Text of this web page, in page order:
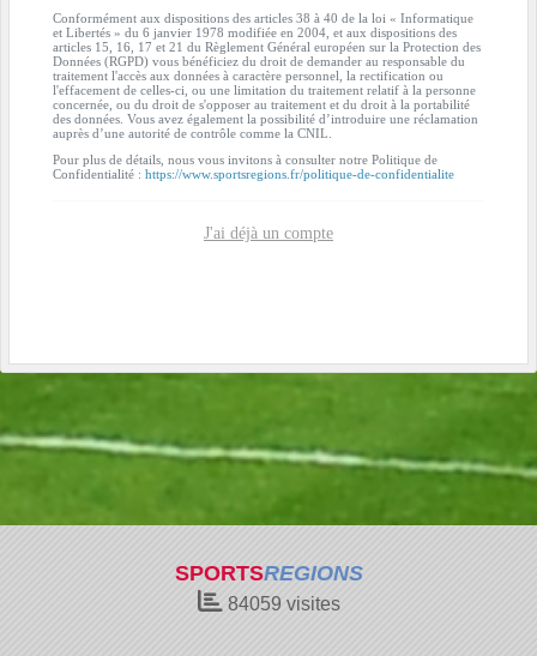
Conformément aux dispositions des articles 38 à 40 de la loi « Informatique
et Libertés » du 6 janvier 1978 modifiée en 2004, et aux dispositions des
articles 15, 16, 17 et 21 du Règlement Général européen sur la Protection des
Données (RGPD) vous bénéficiez du droit de demander au responsable du
traitement l'accès aux données à caractère personnel, la rectification ou
l'effacement de celles-ci, ou une limitation du traitement relatif à la personne
concernée, ou du droit de s'opposer au traitement et du droit à la portabilité
des données. Vous avez également la possibilité d’introduire une réclamation
auprès d’une autorité de contrôle comme la CNIL.
Pour plus de détails, nous vous invitons à consulter notre Politique de
Confidentialité : https://www.sportsregions.fr/politique-de-confidentialite
J'ai déjà un compte
SPORTSREGIONS
84059 visites